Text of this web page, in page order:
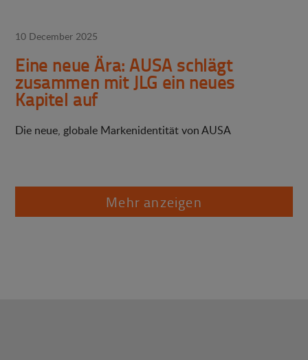
10 December 2025
Eine neue Ära: AUSA schlägt
zusammen mit JLG ein neues
Kapitel auf
Die neue, globale Markenidentität von AUSA
Mehr anzeigen